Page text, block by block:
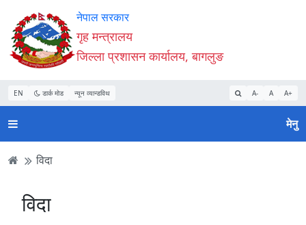
Accessibility
Mode
सुरु
गर्नुहोस्
सामाग्री
पढ्नुहाेस्
नेभिगेसन
पढ्नुहाेस्
वेबसाइट
खोजमा
जानुहोस्
नेपाल सरकार
गृह मन्त्रालय
जिल्ला प्रशासन कार्यालय, बागलुङ
EN डार्क मोड न्यून व्यान्डविथ A- A A+
मेनु
विदा
विदा